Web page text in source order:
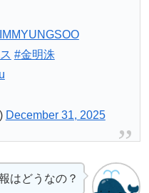
#金明洙
December 31, 2025
はどうなの？